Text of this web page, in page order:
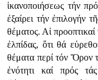
ἱκανοποιήσεως τήν
ἐξαίρει τήν ἐπιλογήν
θέματος. Αἱ
ἐλπίδας, ὅτι θά
θέματα περί τόν Ὅρον
ἐνότητι καί πρός